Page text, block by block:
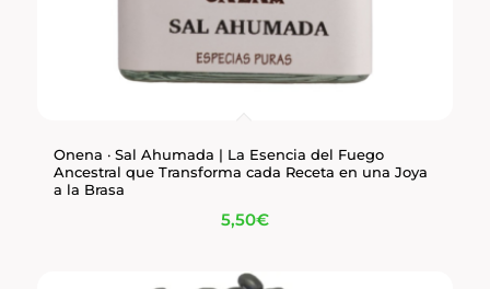
Onena · Sal Ahumada | La Esencia del Fuego
Ancestral que Transforma cada Receta en una Joya
a la Brasa
5,50€